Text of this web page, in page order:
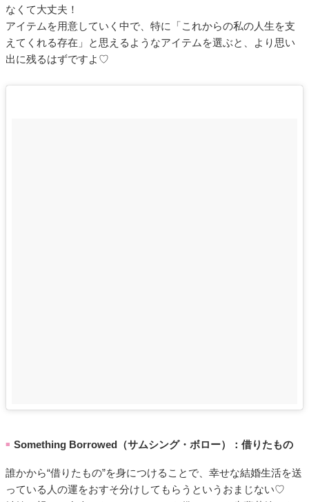
なくて大丈夫！
アイテムを用意していく中で、特に「これからの私の人生を支
えてくれる存在」と思えるようなアイテムを選ぶと、より思い
出に残るはずですよ♡
■ Something Borrowed（サムシング・ボロー）：借りたもの
誰かから“借りたもの”を身につけることで、幸せな結婚生活を送
っている人の運をおすそ分けしてもらうというおまじない♡